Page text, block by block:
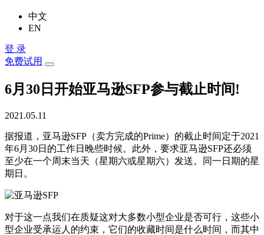
中文
EN
登 录
免费试用
6月30日开始亚马逊SFP参与截止时间!
2021.05.11
据报道，亚马逊SFP（卖方完成的Prime）的截止时间定于2021
年6月30日的工作日晚些时候。此外，要求亚马逊SFP还必须
至少在一个周末当天（星期六或星期六）发送。同一日期的星
期日。
对于这一点我们在质疑这对大多数小型企业是否可行，这些小
型企业受承运人的约束，它们的收藏时间是什么时间，而其中